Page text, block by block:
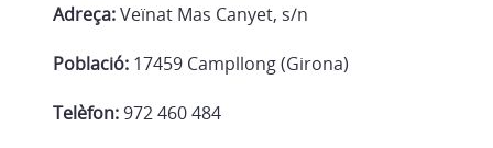
Adreça:Veïnat Mas Canyet, s/n
Població: 17459 Campllong (Girona)
Telèfon:972 460 484